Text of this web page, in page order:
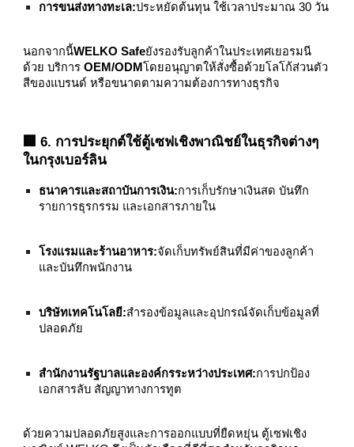
การขนส่งทางทะเล:ประหยัดต้นทุน ใช้เวลาประมาณ 30 วัน
นอกจากนี้WELKO Safeยังรองรับลูกค้าในประเทศเยอรมนี
ด้วย บริการOEM/ODMโดยอนุญาตให้สั่งซื้อด้วยโลโก้ส่วนตัว
สีของแบรนด์ หรือขนาดตามความต้องการทางธุรกิจ
🏢 6. การประยุกต์ใช้ตู้เซฟเชิงพาณิชย์ในธุรกิจต่างๆ
ในกรุงเบอร์ลิน
ธนาคารและสถาบันการเงิน:การเก็บรักษาเงินสด บันทึก
รายการธุรกรรม และเอกสารภายใน
โรงแรมและร้านอาหาร:จัดเก็บทรัพย์สินที่มีค่าของลูกค้า
และบันทึกพนักงาน
บริษัทเทคโนโลยี:สำรองข้อมูลและอุปกรณ์จัดเก็บข้อมูลที่
ปลอดภัย
สำนักงานรัฐบาลและองค์กรระหว่างประเทศ:การปกป้อง
เอกสารลับ สัญญาทางการทูต
ด้วยความปลอดภัยสูงและการออกแบบที่ยืดหยุ่น ตู้เซฟเชิง